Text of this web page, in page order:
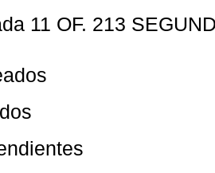
11 OF. 213